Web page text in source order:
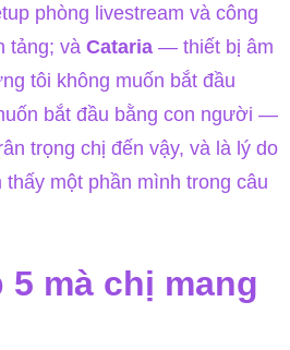
phòng livestream và công
tảng; và Cataria — thiết bị âm
tôi không muốn bắt đầu
bắt đầu bằng con người —
trọng chị đến vậy, và là lý do
một phần mình trong câu
mà chị mang